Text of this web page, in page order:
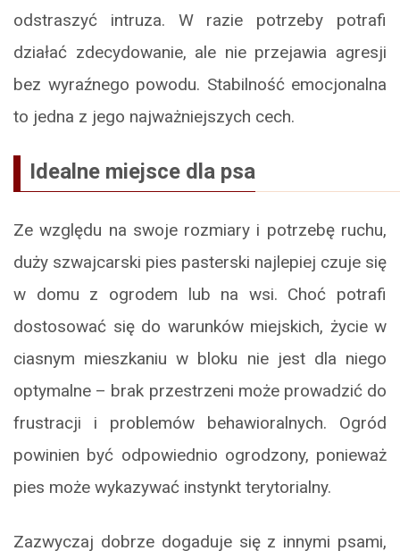
odstraszyć intruza. W razie potrzeby potrafi
działać zdecydowanie, ale nie przejawia agresji
bez wyraźnego powodu. Stabilność emocjonalna
to jedna z jego najważniejszych cech.
Idealne miejsce dla psa
Ze względu na swoje rozmiary i potrzebę ruchu,
duży szwajcarski pies pasterski najlepiej czuje się
w domu z ogrodem lub na wsi. Choć potrafi
dostosować się do warunków miejskich, życie w
ciasnym mieszkaniu w bloku nie jest dla niego
optymalne – brak przestrzeni może prowadzić do
frustracji i problemów behawioralnych. Ogród
powinien być odpowiednio ogrodzony, ponieważ
pies może wykazywać instynkt terytorialny.
Zazwyczaj dobrze dogaduje się z innymi psami,